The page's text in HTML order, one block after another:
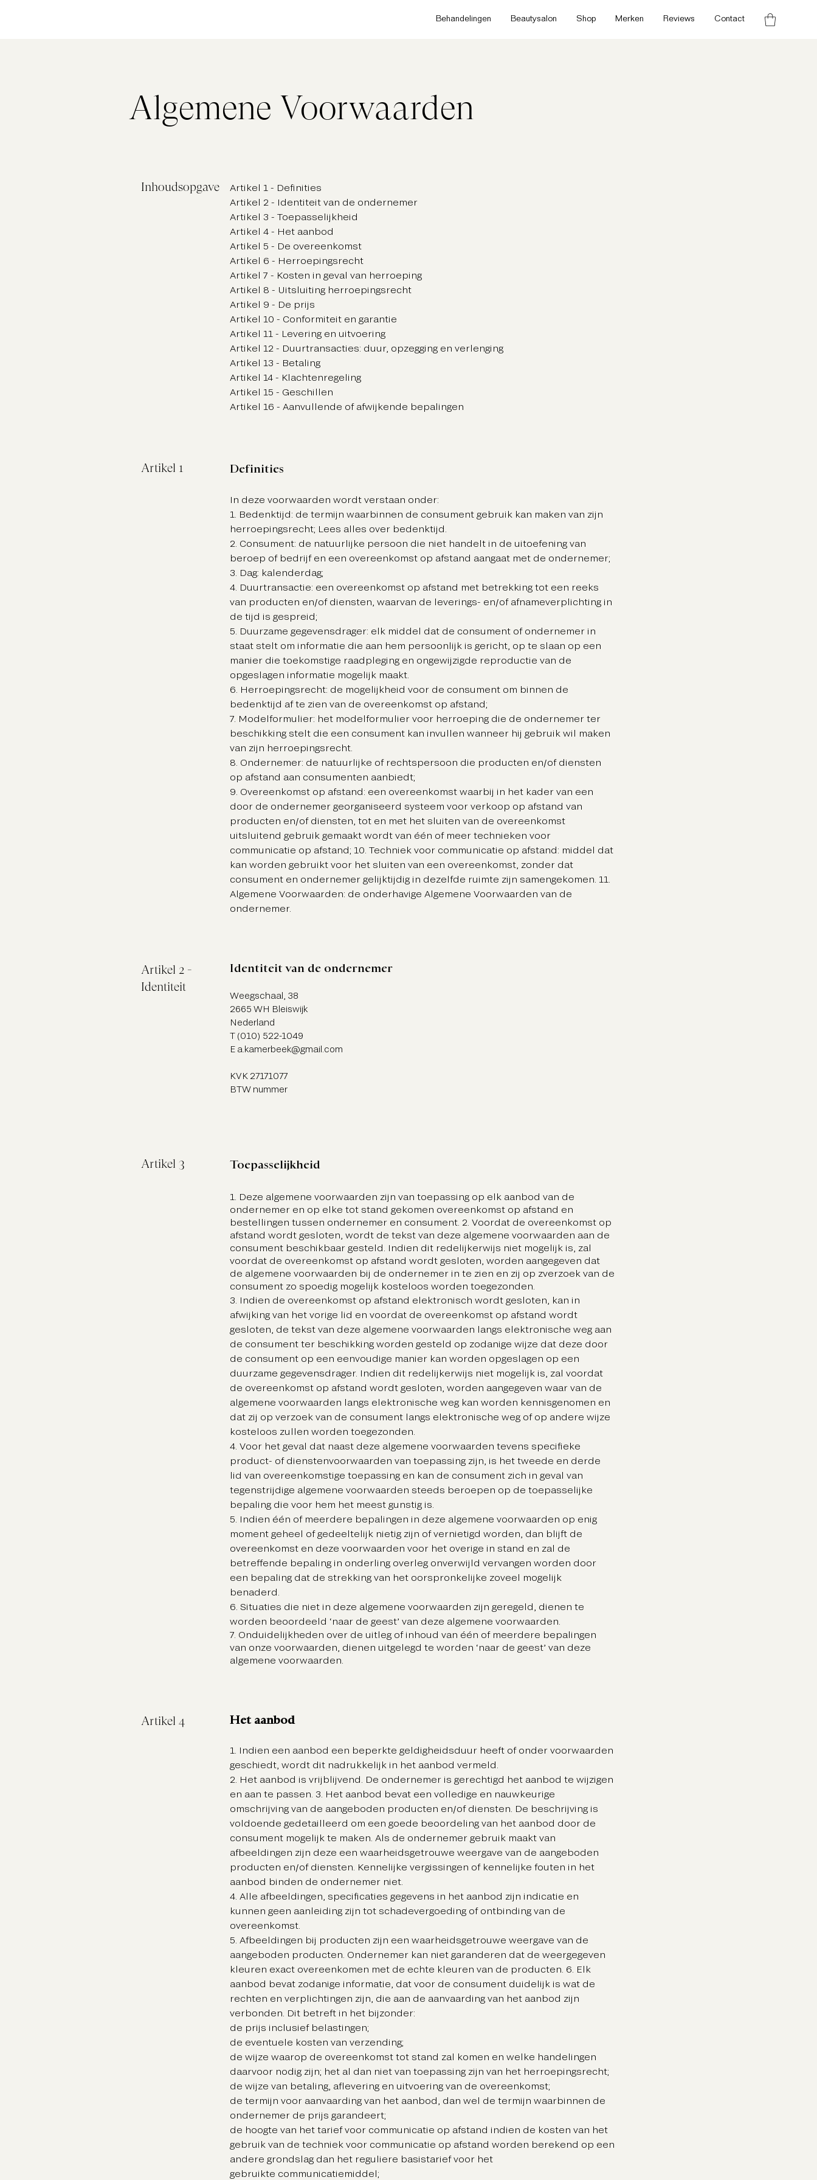
Behandelingen Beautysalon Shop Merken Reviews Contact
Algemene Voorwaarden
Inhoudsopgave
Artikel 1 - Definities
Artikel 2 - Identiteit van de ondernemer
Artikel 3 - Toepasselijkheid
Artikel 4 - Het aanbod
Artikel 5 - De overeenkomst
Artikel 6 - Herroepingsrecht
Artikel 7 - Kosten in geval van herroeping
Artikel 8 - Uitsluiting herroepingsrecht
Artikel 9 - De prijs
Artikel 10 - Conformiteit en garantie
Artikel 11 - Levering en uitvoering
Artikel 12 - Duurtransacties: duur, opzegging en verlenging
Artikel 13 - Betaling
Artikel 14 - Klachtenregeling
Artikel 15 - Geschillen
Artikel 16 - Aanvullende of afwijkende bepalingen
Artikel 1 Definities
In deze voorwaarden wordt verstaan onder:
1. Bedenktijd: de termijn waarbinnen de consument gebruik kan maken van zijn
herroepingsrecht; Lees alles over bedenktijd.
2. Consument: de natuurlijke persoon die niet handelt in de uitoefening van
beroep of bedrijf en een overeenkomst op afstand aangaat met de ondernemer;
3. Dag: kalenderdag;
4. Duurtransactie: een overeenkomst op afstand met betrekking tot een reeks
van producten en/of diensten, waarvan de leverings- en/of afnameverplichting in
de tijd is gespreid;
5. Duurzame gegevensdrager: elk middel dat de consument of ondernemer in
staat stelt om informatie die aan hem persoonlijk is gericht, op te slaan op een
manier die toekomstige raadpleging en ongewijzigde reproductie van de
opgeslagen informatie mogelijk maakt.
6. Herroepingsrecht: de mogelijkheid voor de consument om binnen de
bedenktijd af te zien van de overeenkomst op afstand;
7. Modelformulier: het modelformulier voor herroeping die de ondernemer ter
beschikking stelt die een consument kan invullen wanneer hij gebruik wil maken
van zijn herroepingsrecht.
8. Ondernemer: de natuurlijke of rechtspersoon die producten en/of diensten
op afstand aan consumenten aanbiedt;
9. Overeenkomst op afstand: een overeenkomst waarbij in het kader van een
door de ondernemer georganiseerd systeem voor verkoop op afstand van
producten en/of diensten, tot en met het sluiten van de overeenkomst
uitsluitend gebruik gemaakt wordt van één of meer technieken voor
communicatie op afstand; 10. Techniek voor communicatie op afstand: middel dat
kan worden gebruikt voor het sluiten van een overeenkomst, zonder dat
consument en ondernemer gelijktijdig in dezelfde ruimte zijn samengekomen. 11.
Algemene Voorwaarden: de onderhavige Algemene Voorwaarden van de
ondernemer.
Artikel 2 -
Identiteit
Identiteit van de ondernemer
Weegschaal, 38
2665 WH Bleiswijk
Nederland
T (010) 522-1049
E a.kamerbeek@gmail.com
KVK 27171077
BTW nummer
Artikel 3 Toepasselijkheid
1. Deze algemene voorwaarden zijn van toepassing op elk aanbod van de
ondernemer en op elke tot stand gekomen overeenkomst op afstand en
bestellingen tussen ondernemer en consument. 2. Voordat de overeenkomst op
afstand wordt gesloten, wordt de tekst van deze algemene voorwaarden aan de
consument beschikbaar gesteld. Indien dit redelijkerwijs niet mogelijk is, zal
voordat de overeenkomst op afstand wordt gesloten, worden aangegeven dat
de algemene voorwaarden bij de ondernemer in te zien en zij op zverzoek van de
consument zo spoedig mogelijk kosteloos worden toegezonden.
3. Indien de overeenkomst op afstand elektronisch wordt gesloten, kan in
afwijking van het vorige lid en voordat de overeenkomst op afstand wordt
gesloten, de tekst van deze algemene voorwaarden langs elektronische weg aan
de consument ter beschikking worden gesteld op zodanige wijze dat deze door
de consument op een eenvoudige manier kan worden opgeslagen op een
duurzame gegevensdrager. Indien dit redelijkerwijs niet mogelijk is, zal voordat
de overeenkomst op afstand wordt gesloten, worden aangegeven waar van de
algemene voorwaarden langs elektronische weg kan worden kennisgenomen en
dat zij op verzoek van de consument langs elektronische weg of op andere wijze
kosteloos zullen worden toegezonden.
4. Voor het geval dat naast deze algemene voorwaarden tevens specifieke
product- of dienstenvoorwaarden van toepassing zijn, is het tweede en derde
lid van overeenkomstige toepassing en kan de consument zich in geval van
tegenstrijdige algemene voorwaarden steeds beroepen op de toepasselijke
bepaling die voor hem het meest gunstig is.
5. Indien één of meerdere bepalingen in deze algemene voorwaarden op enig
moment geheel of gedeeltelijk nietig zijn of vernietigd worden, dan blijft de
overeenkomst en deze voorwaarden voor het overige in stand en zal de
betreffende bepaling in onderling overleg onverwijld vervangen worden door
een bepaling dat de strekking van het oorspronkelijke zoveel mogelijk
benaderd.
6. Situaties die niet in deze algemene voorwaarden zijn geregeld, dienen te
worden beoordeeld ‘naar de geest’ van deze algemene voorwaarden.
7. Onduidelijkheden over de uitleg of inhoud van één of meerdere bepalingen
van onze voorwaarden, dienen uitgelegd te worden ‘naar de geest’ van deze
algemene voorwaarden.
Artikel 4 Het aanbod
1. Indien een aanbod een beperkte geldigheidsduur heeft of onder voorwaarden
geschiedt, wordt dit nadrukkelijk in het aanbod vermeld.
2. Het aanbod is vrijblijvend. De ondernemer is gerechtigd het aanbod te wijzigen
en aan te passen. 3. Het aanbod bevat een volledige en nauwkeurige
omschrijving van de aangeboden producten en/of diensten. De beschrijving is
voldoende gedetailleerd om een goede beoordeling van het aanbod door de
consument mogelijk te maken. Als de ondernemer gebruik maakt van
afbeeldingen zijn deze een waarheidsgetrouwe weergave van de aangeboden
producten en/of diensten. Kennelijke vergissingen of kennelijke fouten in het
aanbod binden de ondernemer niet.
4. Alle afbeeldingen, specificaties gegevens in het aanbod zijn indicatie en
kunnen geen aanleiding zijn tot schadevergoeding of ontbinding van de
overeenkomst.
5. Afbeeldingen bij producten zijn een waarheidsgetrouwe weergave van de
aangeboden producten. Ondernemer kan niet garanderen dat de weergegeven
kleuren exact overeenkomen met de echte kleuren van de producten. 6. Elk
aanbod bevat zodanige informatie, dat voor de consument duidelijk is wat de
rechten en verplichtingen zijn, die aan de aanvaarding van het aanbod zijn
verbonden. Dit betreft in het bijzonder:
de prijs inclusief belastingen;
de eventuele kosten van verzending;
de wijze waarop de overeenkomst tot stand zal komen en welke handelingen
daarvoor nodig zijn; het al dan niet van toepassing zijn van het herroepingsrecht;
de wijze van betaling, aflevering en uitvoering van de overeenkomst;
de termijn voor aanvaarding van het aanbod, dan wel de termijn waarbinnen de
ondernemer de prijs garandeert;
de hoogte van het tarief voor communicatie op afstand indien de kosten van het
gebruik van de techniek voor communicatie op afstand worden berekend op een
andere grondslag dan het reguliere basistarief voor het
gebruikte communicatiemiddel;